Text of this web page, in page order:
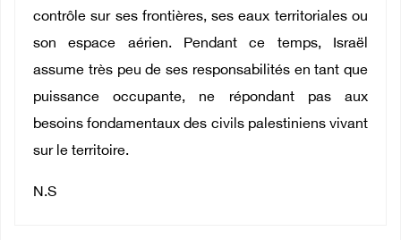
contrôle sur ses frontières, ses eaux territoriales ou
son espace aérien. Pendant ce temps, Israël
assume très peu de ses responsabilités en tant que
puissance occupante, ne répondant pas aux
besoins fondamentaux des civils palestiniens vivant
sur le territoire.
N.S